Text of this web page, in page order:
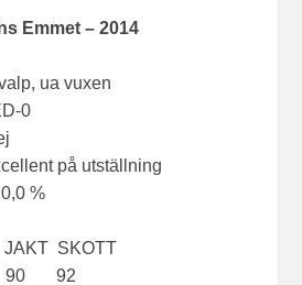
Emmet – 2014
ua vuxen
0
på utställning
%
SKOTT
92